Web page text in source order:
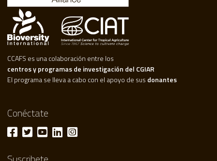
CCAFS es una colaboración entre los
centros y programas de investigación del CGIAR
El programa se lleva a cabo con el apoyo de sus donantes
Conéctate